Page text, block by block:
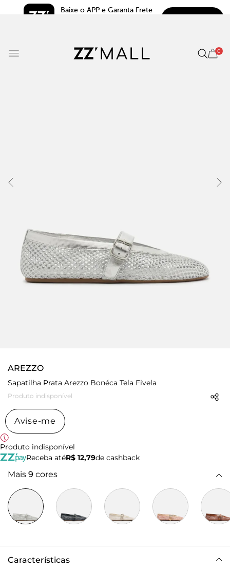
Baixe o APP e Garanta Frete
0
AREZZO
Sapatilha Prata Arezzo Bonéca Tela Fivela
Produto indisponível
Avise-me
Produto indisponível
Receba atéR$ 12,79de cashback
Mais 9 cores
Características